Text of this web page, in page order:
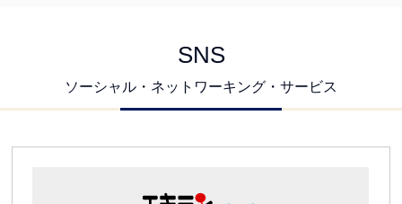
SNS
ソーシャル・ネットワーキング・サービス